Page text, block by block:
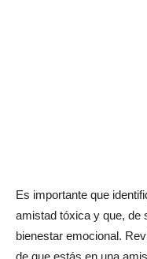
Es importante que
amistad tóxica y que, de
bienestar emocional.